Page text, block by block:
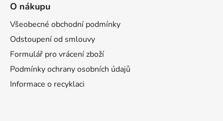
O nákupu
Všeobecné obchodní podmínky
Odstoupení od smlouvy
Formulář pro vrácení zboží
Podmínky ochrany osobních údajů
Informace o recyklaci